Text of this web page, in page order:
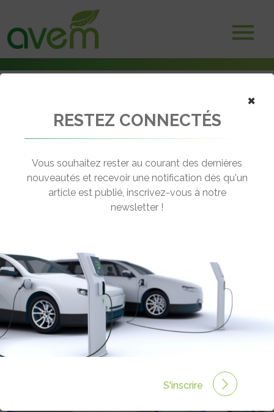
Prise de participation de Manitou Group au sein d’easyLi
← Revenir aux actualités
MANITOU GROUP AU SEIN D’EASYLI
Rédigé par Sandrine Henry le 26 Jan 2023 à 09:15
commentaires
×
RESTEZ CONNECTÉS
Vous souhaitez rester au courant des dernières
nouveautés et recevoir une notification dès qu'un
article est publié, inscrivez-vous à notre
newsletter !
S'inscrire